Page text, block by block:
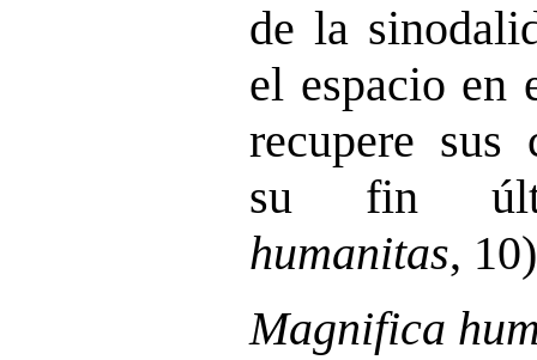
de la
el espacio en
recupere sus
su fin
humanitas,
Magnifica